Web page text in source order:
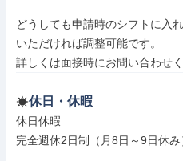
どうしても申請時のシフトに入
いただければ調整可能です。
詳しくは面接時にお問い合わせく
休日・休暇
休日休暇
完全週休2日制（月8日～9日休み